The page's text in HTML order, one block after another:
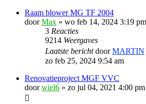
Raam blower MG TF 2004
doorMax » wo feb 14, 2024 3:19 pm
3 Reacties
9214 Weergaves
Laatste berichtdoorMARTIN
zo feb 25, 2024 9:54 am
Renovatieproject MGF VVC
doorwiel6 » zo jul 04, 2021 4:00 pm